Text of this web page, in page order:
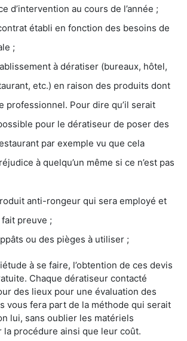
d’intervention au cours de l’année ;
établi en fonction des besoins de
;
à dératiser (bureaux, hôtel,
etc.) en raison des produits dont
professionnel. Pour dire qu’il serait
pour le dératiseur de poser des
par exemple vu que cela
à quelqu’un même si ce n’est pas
anti-rongeur qui sera employé et
preuve ;
ou des pièges à utiliser ;
à se faire, l’obtention de ces devis
Chaque dératiseur contacté
des lieux pour une évaluation des
vous fera part de la méthode qui serait
lui, sans oublier les matériels
la procédure ainsi que leur coût.